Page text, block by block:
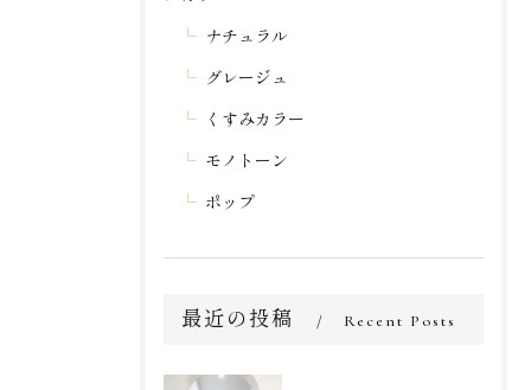
ナチュラル
グレージュ
くすみカラー
モノトーン
ポップ
最近の投稿 Recent Posts